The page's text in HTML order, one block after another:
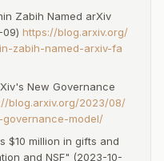
律实体注册、财务体系
量工作。过渡期内，日
Zabih Named arXiv
https://blog.arxiv.org/
zabih-named-arxiv-fa
New Governance
blog.arxiv.org/2023/08/
model/
$10 million in gifts and
and NSF" (2023-10-